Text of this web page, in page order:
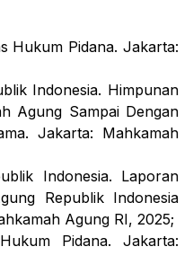
Hukum Pidana. Jakarta:
Indonesia. Himpunan
Agung Sampai Dengan
. Jakarta: Mahkamah
Indonesia. Laporan
Republik Indonesia
Agung RI, 2025;
Pidana. Jakarta: